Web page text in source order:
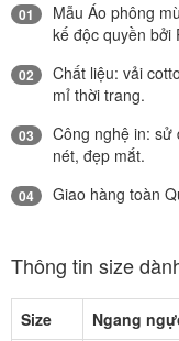
01
Mẫu Áo phông
kế độc quyền bởi
02
Chất liệu: vải
mỉ thời trang.
03
Công nghệ in: sử
nét, đẹp mắt.
04 Giao hàng toàn
Thông tin size
Size Ngang